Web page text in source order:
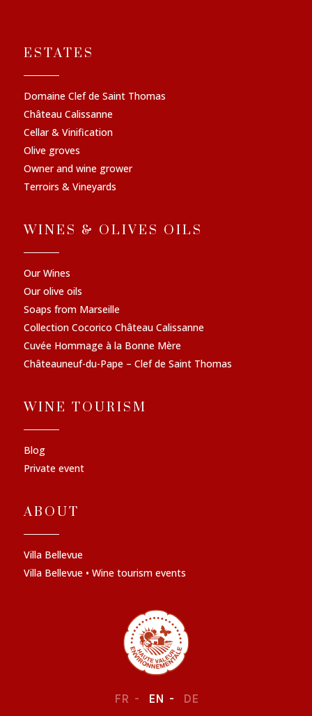
ESTATES
Domaine Clef de Saint Thomas
Château Calissanne
Cellar & Vinification
Olive groves
Owner and wine grower
Terroirs & Vineyards
WINES & OLIVES OILS
Our Wines
Our olive oils
Soaps from Marseille
Collection Cocorico Château Calissanne
Cuvée Hommage à la Bonne Mère
Châteauneuf-du-Pape – Clef de Saint Thomas
WINE TOURISM
Blog
Private event
ABOUT
Villa Bellevue
Villa Bellevue • Wine tourism events
FR EN DE